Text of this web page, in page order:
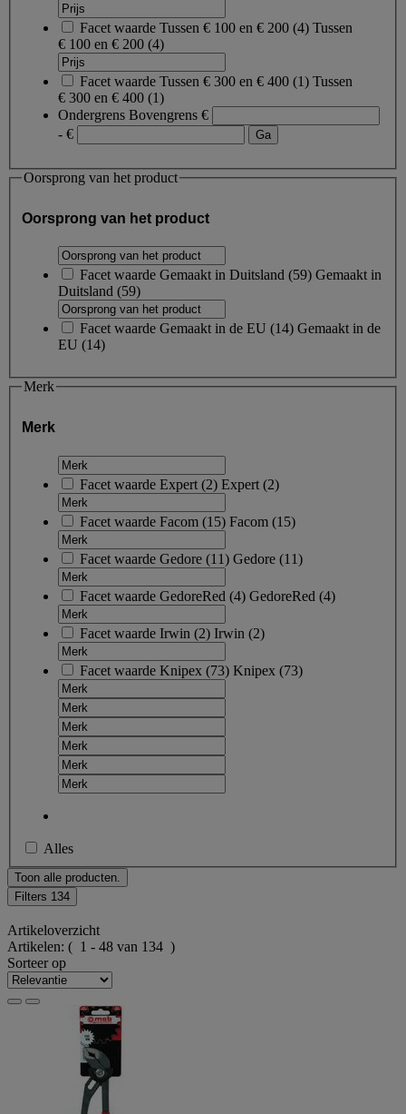
Facet waarde Tussen € 100 en € 200 (4) Tussen
€ 100 en € 200 (4)
Facet waarde Tussen € 300 en € 400 (1) Tussen
€ 300 en € 400 (1)
Ondergrens Bovengrens €
- €
Oorsprong van het product
Oorsprong van het product
Facet waarde Gemaakt in Duitsland (59) Gemaakt in
Duitsland (59)
Facet waarde Gemaakt in de EU (14) Gemaakt in de
EU (14)
Merk
Merk
Facet waarde Expert (2) Expert (2)
Facet waarde Facom (15) Facom (15)
Facet waarde Gedore (11) Gedore (11)
Facet waarde GedoreRed (4) GedoreRed (4)
Facet waarde Irwin (2) Irwin (2)
Facet waarde Knipex (73) Knipex (73)
Alles
Toon alle producten.
Filters 134
Artikeloverzicht
Artikelen: ( 1 - 48 van 134 )
Sorteer op